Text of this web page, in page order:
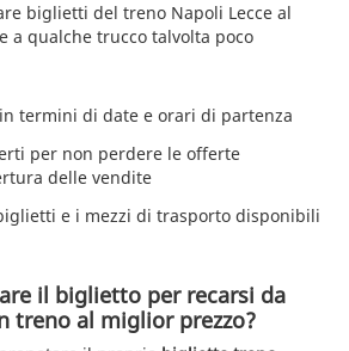
biglietti del treno Napoli Lecce al
a qualche trucco talvolta poco
termini di date e orari di partenza
per non perdere le offerte
delle vendite
e i mezzi di trasporto disponibili
il biglietto per recarsi da
treno al miglior prezzo?